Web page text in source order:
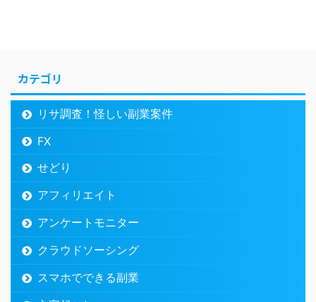
カテゴリ
リサ調査！怪しい副業案件
FX
せどり
アフィリエイト
アンケートモニター
クラウドソーシング
スマホでできる副業